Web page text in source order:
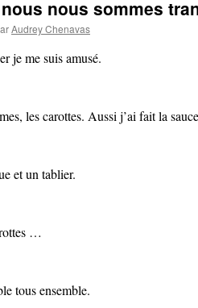
nous sommes
Audrey Chenavas
je me suis amusé.
les carottes. Aussi j’ai fait la
et un tablier.
…
tous ensemble.